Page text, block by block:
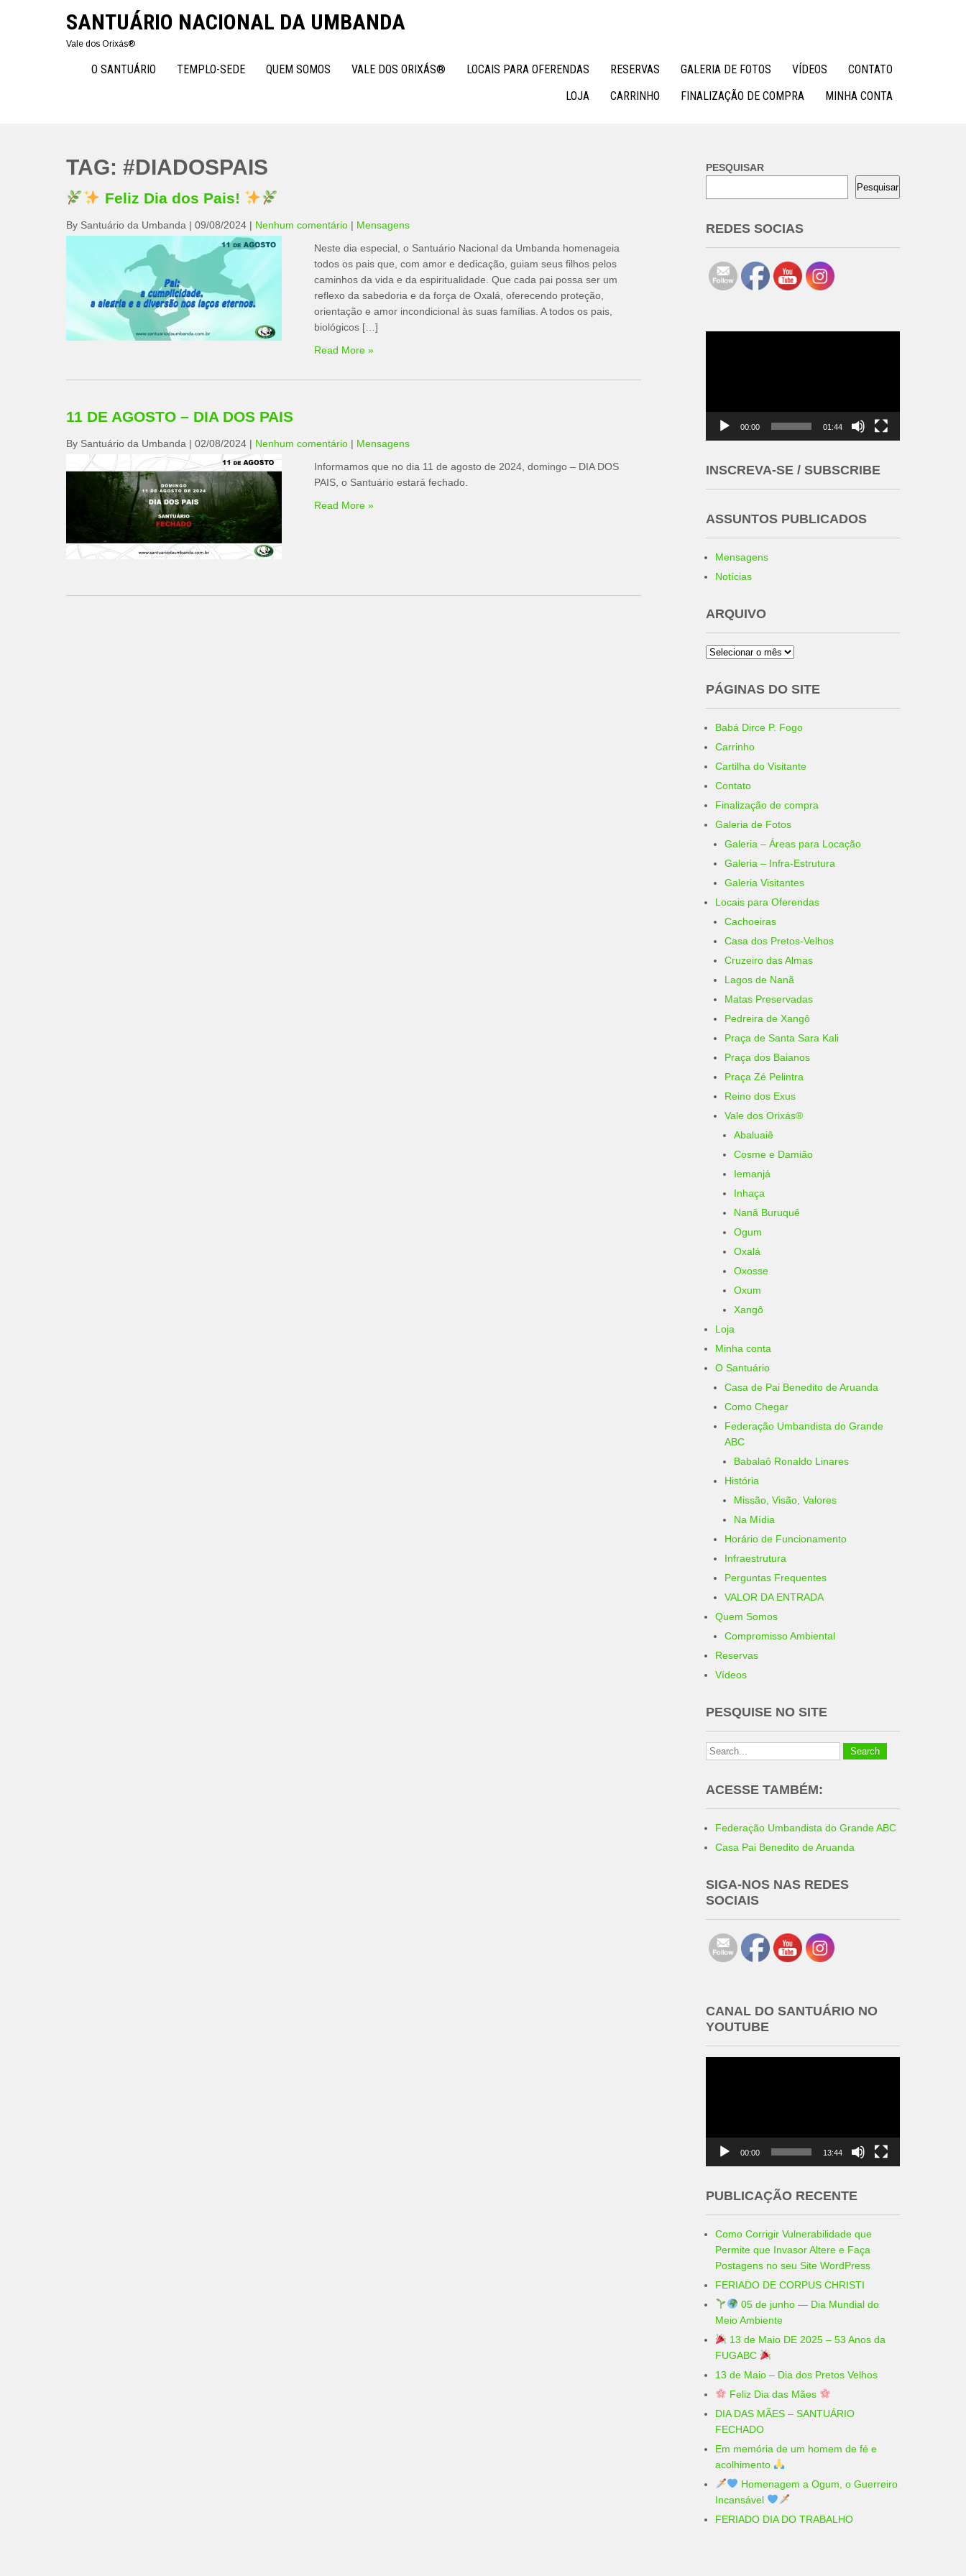
SANTUÁRIO NACIONAL DA UMBANDA
Vale dos Orixás®
O SANTUÁRIO TEMPLO-SEDE QUEM SOMOS VALE DOS ORIXÁS® LOCAIS PARA OFERENDAS RESERVAS GALERIA DE FOTOS VÍDEOS
CONTATO
LOJA
CARRINHO FINALIZAÇÃO DE COMPRA MINHA CONTA
TAG: #DIADOSPAIS
Feliz Dia dos Pais!
By Santuário da Umbanda | 09/08/2024 | Nenhum comentário | Mensagens
Neste dia especial, o Santuário Nacional da Umbanda homenageia
todos os pais que, com amor e dedicação, guiam seus filhos pelos
caminhos da vida e da espiritualidade. Que cada pai possa ser um
reflexo da sabedoria e da força de Oxalá, oferecendo proteção,
orientação e amor incondicional às suas famílias. A todos os pais,
biológicos […]
Read More »
11 DE AGOSTO – DIA DOS PAIS
By Santuário da Umbanda | 02/08/2024 | Nenhum comentário | Mensagens
Informamos que no dia 11 de agosto de 2024, domingo – DIA DOS
PAIS, o Santuário estará fechado.
Read More »
PESQUISAR
Pesquisar
REDES SOCIAS
00:00 01:44
INSCREVA-SE / SUBSCRIBE
ASSUNTOS PUBLICADOS
Mensagens
Notícias
ARQUIVO
Arquivo
PÁGINAS DO SITE
Babá Dirce P. Fogo
Carrinho
Cartilha do Visitante
Contato
Finalização de compra
Galeria de Fotos
Galeria – Áreas para Locação
Galeria – Infra-Estrutura
Galeria Visitantes
Locais para Oferendas
Cachoeiras
Casa dos Pretos-Velhos
Cruzeiro das Almas
Lagos de Nanã
Matas Preservadas
Pedreira de Xangô
Praça de Santa Sara Kali
Praça dos Baianos
Praça Zé Pelintra
Reino dos Exus
Vale dos Orixás®
Abaluaiê
Cosme e Damião
Iemanjá
Inhaça
Nanã Buruquê
Ogum
Oxalá
Oxosse
Oxum
Xangô
Loja
Minha conta
O Santuário
Casa de Pai Benedito de Aruanda
Como Chegar
Federação Umbandista do Grande
ABC
Babalaô Ronaldo Linares
História
Missão, Visão, Valores
Na Mídia
Horário de Funcionamento
Infraestrutura
Perguntas Frequentes
VALOR DA ENTRADA
Quem Somos
Compromisso Ambiental
Reservas
Vídeos
PESQUISE NO SITE
ACESSE TAMBÉM:
Federação Umbandista do Grande ABC
Casa Pai Benedito de Aruanda
SIGA-NOS NAS REDES
SOCIAIS
CANAL DO SANTUÁRIO NO
YOUTUBE
00:00 13:44
PUBLICAÇÃO RECENTE
Como Corrigir Vulnerabilidade que
Permite que Invasor Altere e Faça
Postagens no seu Site WordPress
FERIADO DE CORPUS CHRISTI
05 de junho — Dia Mundial do
Meio Ambiente
13 de Maio DE 2025 – 53 Anos da
FUGABC
13 de Maio – Dia dos Pretos Velhos
Feliz Dia das Mães
DIA DAS MÃES – SANTUÁRIO
FECHADO
Em memória de um homem de fé e
acolhimento
Homenagem a Ogum, o Guerreiro
Incansável
FERIADO DIA DO TRABALHO